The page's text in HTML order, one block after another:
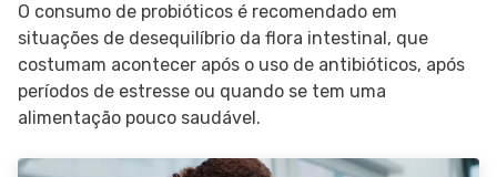
O consumo de probióticos é recomendado em
situações de desequilíbrio da flora intestinal, que
costumam acontecer após o uso de antibióticos, após
períodos de estresse ou quando se tem uma
alimentação pouco saudável.